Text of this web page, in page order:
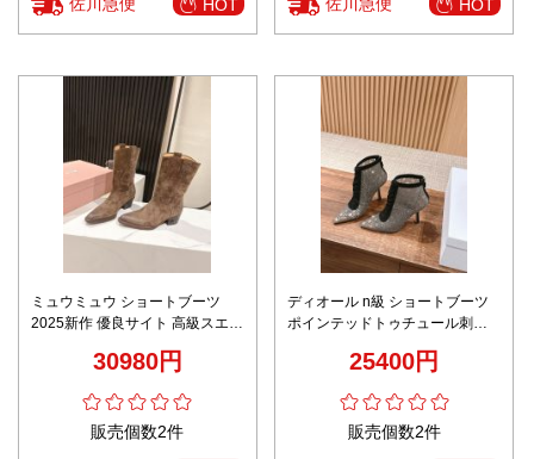
HOT HOT
ミュウミュウ ショートブーツ
2025新作 優良サイト 高級スエー
漂う 丁寧な縫製 発送保証
30980円
販売個数2件
ディオール n級 ショートブーツ
ポインテッドトゥチュール刺繍
25400円
販売個数2件